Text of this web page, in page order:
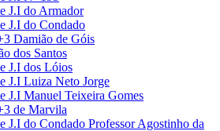
J.I do Armador
J.I do Condado
Damião de Góis
dos Santos
J.I dos Lóios
J.I Luiza Neto Jorge
J.I Manuel Teixeira Gomes
de Marvila
J.I do Condado Professor Agostinho da